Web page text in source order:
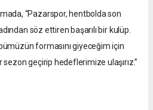
“Pazarspor, hentbolda son
söz ettiren başarılı bir kulüp.
formasını giyeceğim için
geçirip hedeflerimize ulaşırız.”